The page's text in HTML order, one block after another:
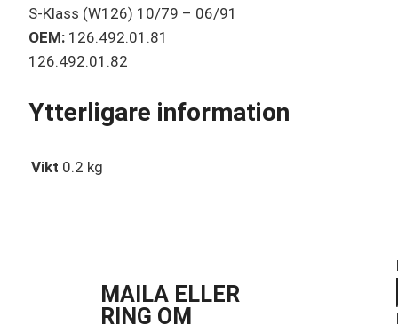
S-Klass (W126) 10/79 – 06/91
OEM: 126.492.01.81
126.492.01.82
Ytterligare information
Vikt 0.2 kg
MAILA ELLER
RING OM